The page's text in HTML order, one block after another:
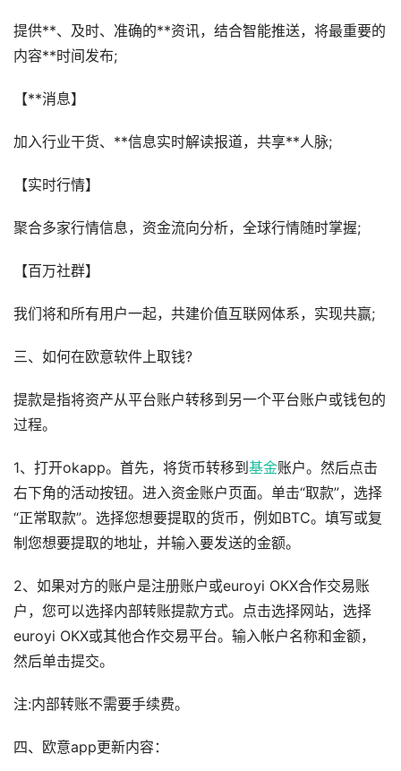
提供**、及时、准确的**资讯，结合智能推送，将最重要的
内容**时间发布;
【**消息】
加入行业干货、**信息实时解读报道，共享**人脉;
【实时行情】
聚合多家行情信息，资金流向分析，全球行情随时掌握;
【百万社群】
我们将和所有用户一起，共建价值互联网体系，实现共赢;
三、如何在欧意软件上取钱?
提款是指将资产从平台账户转移到另一个平台账户或钱包的
过程。
1、打开okapp。首先，将货币转移到 基金账户。然后点击
右下角的活动按钮。进入资金账户页面。单击“取款”，选择
“正常取款”。选择您想要提取的货币，例如BTC。填写或复
制您想要提取的地址，并输入要发送的金额。
2、如果对方的账户是注册账户或euroyi OKX合作交易账
户，您可以选择内部转账提款方式。点击选择网站，选择
euroyi OKX或其他合作交易平台。输入帐户名称和金额，
然后单击提交。
注:内部转账不需要手续费。
四、欧意app更新内容：